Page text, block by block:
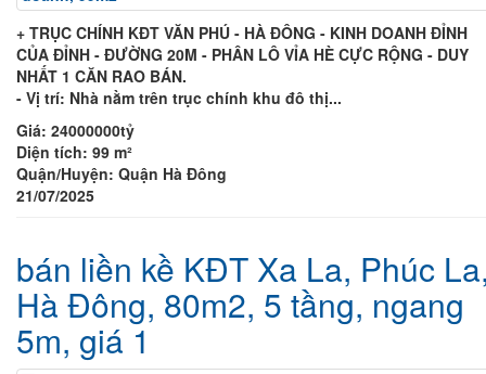
+ TRỤC CHÍNH KĐT VĂN PHÚ - HÀ ĐÔNG - KINH DOANH ĐỈNH
CỦA ĐỈNH - ĐƯỜNG 20M - PHÂN LÔ VỈA HÈ CỰC RỘNG - DUY
NHẤT 1 CĂN RAO BÁN.
- Vị trí: Nhà nằm trên trục chính khu đô thị...
Giá: 24000000tỷ
Diện tích: 99 m²
Quận/Huyện: Quận Hà Đông
21/07/2025
bán liền kề KĐT Xa La, Phúc
Hà Đông, 80m2, 5 tầng, ngang
5m, giá 1